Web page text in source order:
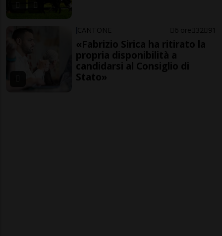
CANTONE 6 ore 32 91
«Fabrizio Sirica ha ritirato la
propria disponibilità a
candidarsi al Consiglio di
Stato»